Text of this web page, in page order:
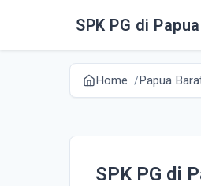
SPK PG di
Home Papua
SPK PG di